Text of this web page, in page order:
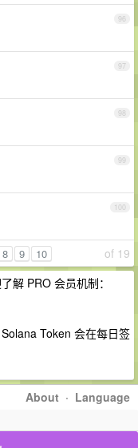
96
97
98
99
100
of 19
8 9 10
解 PRO 会员机制：
Token 会在每日签
About · Language